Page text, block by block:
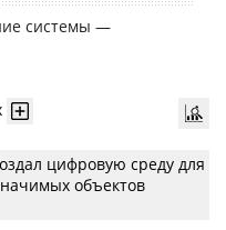
системы —
цифровую среду для
объектов